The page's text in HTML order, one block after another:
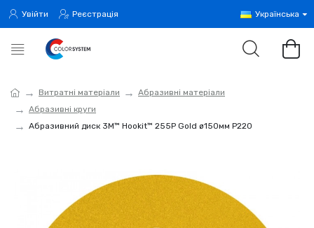
Увійти Реєстрація Українська
Витратні матеріали
Абразивні матеріали
Абразивні круги
Абразивний диск 3M™ Hookit™ 255P Gold ø150мм P220